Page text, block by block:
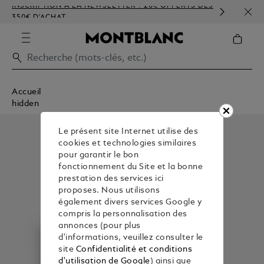
INSCRIPTION À LA NEWSLETTER : 20€ OFFERTS DÈS
350€ D'ACHAT
Accueil
hidden
Le présent site Internet utilise des
cookies et technologies similaires
pour garantir le bon
fonctionnement du Site et la bonne
prestation des services ici
proposes. Nous utilisons
également divers services Google y
compris la personnalisation des
annonces (pour plus
d'informations, veuillez consulter le
site Confidentialité et conditions
d'utilisation de Google) ainsi que